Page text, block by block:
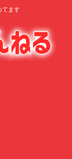
てます